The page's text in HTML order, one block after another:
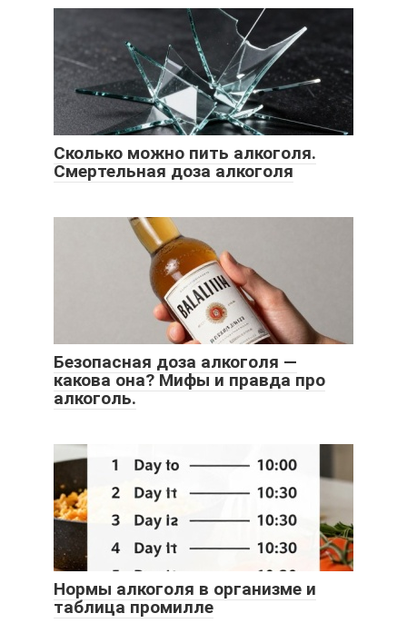
Сколько можно пить алкоголя.
Смертельная доза алкоголя
Безопасная доза алкоголя —
какова она? Мифы и правда про
алкоголь.
Нормы алкоголя в организме и
таблица промилле